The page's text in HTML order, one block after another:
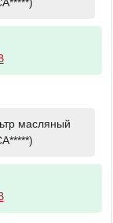
масляный